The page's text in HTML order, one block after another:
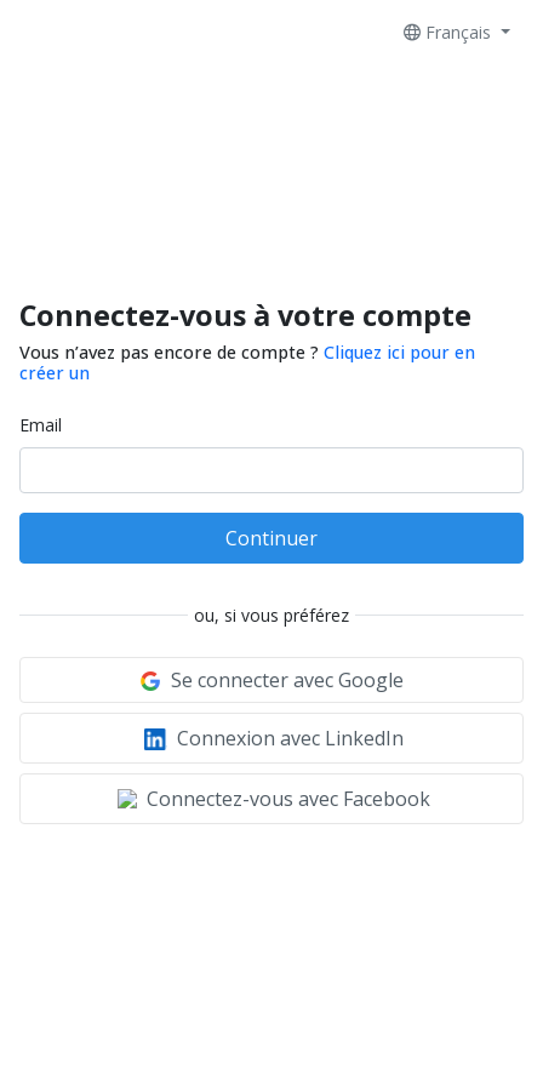
Français
Connectez-vous à votre compte
Vous n’avez pas encore de compte ? Cliquez ici pour en
créer un
Email
Continuer
ou, si vous préférez
Se connecter avec Google
Connexion avec LinkedIn
Connectez-vous avec Facebook